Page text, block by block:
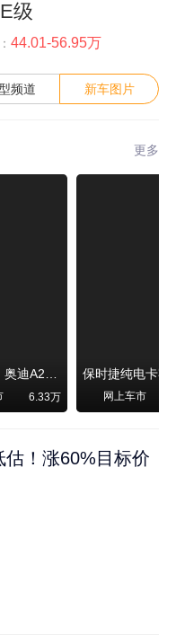
级
44.01-56.95万
频道 新车图片
更多
时隔21年，奥迪A2强势归来！
6.33万 网上车市
！涨60%目标价